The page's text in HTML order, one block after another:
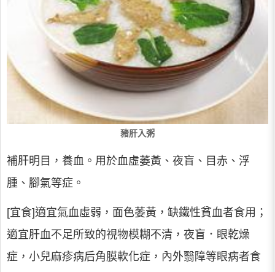
豬肝入粥
補肝明目，養血。用於血虛萎黃、夜盲、目赤、浮
腫、腳氣等症。
[宜食]適宜氣血虛弱，面色萎黃，缺鐵性貧血者食用；
適宜肝血不足所致的視物模糊不清，夜盲．眼乾燥
症，小兒麻疹病后角膜軟化症，內外翳障等眼病者食